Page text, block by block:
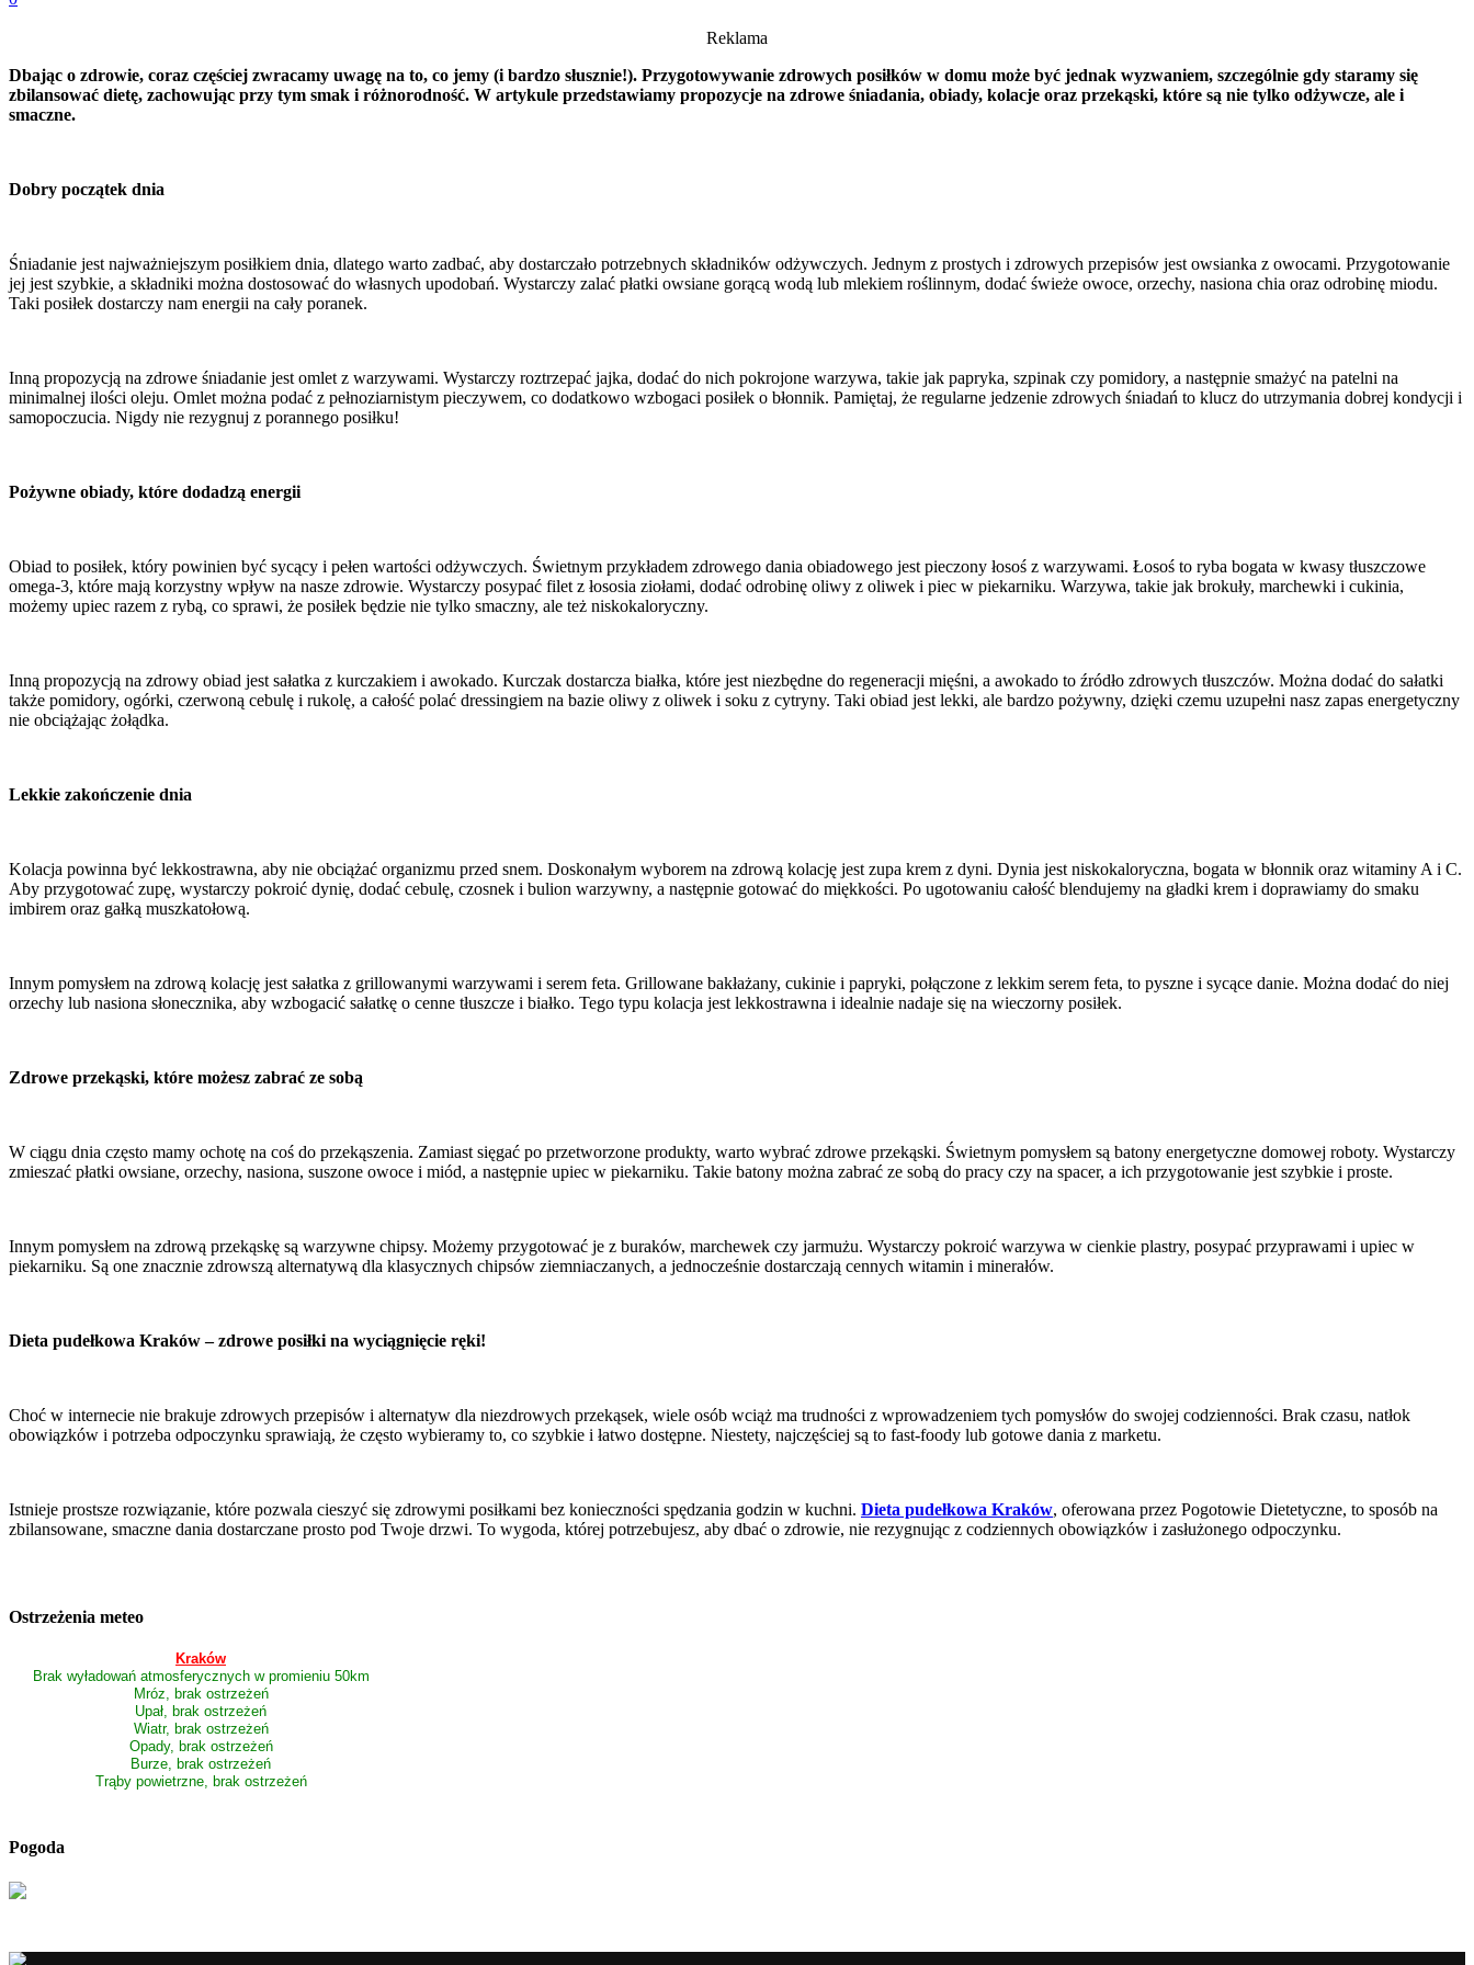
Reklama
Dbając o zdrowie, coraz częściej zwracamy uwagę na to, co jemy (i bardzo słusznie!). Przygotowywanie zdrowych posiłków w domu może być jednak wyzwaniem, szczególnie gdy staramy się
zbilansować dietę, zachowując przy tym smak i różnorodność. W artykule przedstawiamy propozycje na zdrowe śniadania, obiady, kolacje oraz przekąski, które są nie tylko odżywcze, ale i
smaczne.
Dobry początek dnia
Śniadanie jest najważniejszym posiłkiem dnia, dlatego warto zadbać, aby dostarczało potrzebnych składników odżywczych. Jednym z prostych i zdrowych przepisów jest owsianka z owocami. Przygotowanie
jej jest szybkie, a składniki można dostosować do własnych upodobań. Wystarczy zalać płatki owsiane gorącą wodą lub mlekiem roślinnym, dodać świeże owoce, orzechy, nasiona chia oraz odrobinę miodu.
Taki posiłek dostarczy nam energii na cały poranek.
Inną propozycją na zdrowe śniadanie jest omlet z warzywami. Wystarczy roztrzepać jajka, dodać do nich pokrojone warzywa, takie jak papryka, szpinak czy pomidory, a następnie smażyć na patelni na
minimalnej ilości oleju. Omlet można podać z pełnoziarnistym pieczywem, co dodatkowo wzbogaci posiłek o błonnik. Pamiętaj, że regularne jedzenie zdrowych śniadań to klucz do utrzymania dobrej kondycji i
samopoczucia. Nigdy nie rezygnuj z porannego posiłku!
Pożywne obiady, które dodadzą energii
Obiad to posiłek, który powinien być sycący i pełen wartości odżywczych. Świetnym przykładem zdrowego dania obiadowego jest pieczony łosoś z warzywami. Łosoś to ryba bogata w kwasy tłuszczowe
omega-3, które mają korzystny wpływ na nasze zdrowie. Wystarczy posypać filet z łososia ziołami, dodać odrobinę oliwy z oliwek i piec w piekarniku. Warzywa, takie jak brokuły, marchewki i cukinia,
możemy upiec razem z rybą, co sprawi, że posiłek będzie nie tylko smaczny, ale też niskokaloryczny.
Inną propozycją na zdrowy obiad jest sałatka z kurczakiem i awokado. Kurczak dostarcza białka, które jest niezbędne do regeneracji mięśni, a awokado to źródło zdrowych tłuszczów. Można dodać do sałatki
także pomidory, ogórki, czerwoną cebulę i rukolę, a całość polać dressingiem na bazie oliwy z oliwek i soku z cytryny. Taki obiad jest lekki, ale bardzo pożywny, dzięki czemu uzupełni nasz zapas energetyczny
nie obciążając żołądka.
Lekkie zakończenie dnia
Kolacja powinna być lekkostrawna, aby nie obciążać organizmu przed snem. Doskonałym wyborem na zdrową kolację jest zupa krem z dyni. Dynia jest niskokaloryczna, bogata w błonnik oraz witaminy A i C.
Aby przygotować zupę, wystarczy pokroić dynię, dodać cebulę, czosnek i bulion warzywny, a następnie gotować do miękkości. Po ugotowaniu całość blendujemy na gładki krem i doprawiamy do smaku
imbirem oraz gałką muszkatołową.
Innym pomysłem na zdrową kolację jest sałatka z grillowanymi warzywami i serem feta. Grillowane bakłażany, cukinie i papryki, połączone z lekkim serem feta, to pyszne i sycące danie. Można dodać do niej
orzechy lub nasiona słonecznika, aby wzbogacić sałatkę o cenne tłuszcze i białko. Tego typu kolacja jest lekkostrawna i idealnie nadaje się na wieczorny posiłek.
Zdrowe przekąski, które możesz zabrać ze sobą
W ciągu dnia często mamy ochotę na coś do przekąszenia. Zamiast sięgać po przetworzone produkty, warto wybrać zdrowe przekąski. Świetnym pomysłem są batony energetyczne domowej roboty. Wystarczy
zmieszać płatki owsiane, orzechy, nasiona, suszone owoce i miód, a następnie upiec w piekarniku. Takie batony można zabrać ze sobą do pracy czy na spacer, a ich przygotowanie jest szybkie i proste.
Innym pomysłem na zdrową przekąskę są warzywne chipsy. Możemy przygotować je z buraków, marchewek czy jarmużu. Wystarczy pokroić warzywa w cienkie plastry, posypać przyprawami i upiec w
piekarniku. Są one znacznie zdrowszą alternatywą dla klasycznych chipsów ziemniaczanych, a jednocześnie dostarczają cennych witamin i minerałów.
Dieta pudełkowa Kraków – zdrowe posiłki na wyciągnięcie ręki!
Choć w internecie nie brakuje zdrowych przepisów i alternatyw dla niezdrowych przekąsek, wiele osób wciąż ma trudności z wprowadzeniem tych pomysłów do swojej codzienności. Brak czasu, natłok
obowiązków i potrzeba odpoczynku sprawiają, że często wybieramy to, co szybkie i łatwo dostępne. Niestety, najczęściej są to fast-foody lub gotowe dania z marketu.
Istnieje prostsze rozwiązanie, które pozwala cieszyć się zdrowymi posiłkami bez konieczności spędzania godzin w kuchni. Dieta pudełkowa Kraków, oferowana przez Pogotowie Dietetyczne, to sposób na
zbilansowane, smaczne dania dostarczane prosto pod Twoje drzwi. To wygoda, której potrzebujesz, aby dbać o zdrowie, nie rezygnując z codziennych obowiązków i zasłużonego odpoczynku.
Ostrzeżenia meteo
Kraków
Brak wyładowań atmosferycznych w promieniu 50km
Mróz, brak ostrzeżeń
Upał, brak ostrzeżeń
Wiatr, brak ostrzeżeń
Opady, brak ostrzeżeń
Burze, brak ostrzeżeń
Trąby powietrzne, brak ostrzeżeń
Pogoda